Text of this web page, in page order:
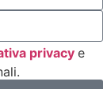
privacy e